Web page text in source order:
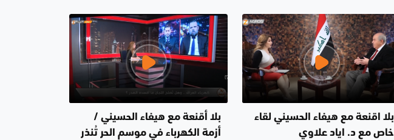
بلا اقنعة مع هيفاء الحسيني لقاء
خاص مع د. اياد علاوي
بلا أقنعة مع هيفاء الحسيني /
أزمة الكهرباء في موسم الحر تُنذر